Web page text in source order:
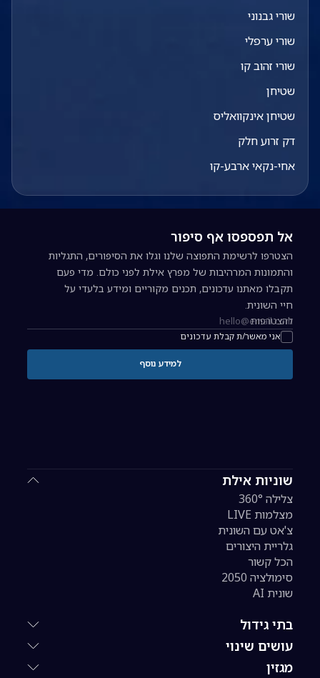
שורי גבנוני
שורי ערפלי
שורי זהוב קו
שטיחן
שטיחן אינקוואליס
דק זרוע חלק
אחי-נקאי ארבע-קו
שוניות אילת
צלילה 360°
מצלמות LIVE
צ'אט עם השונית
גלריית היצורים
הכל קשור
סימולציה 2050
שונית AI
בתי גידול
עושים שינוי
מגזין
אל תפספסו אף סיפור
הצטרפו לרשימת התפוצה שלנו וגלו את הסיפורים, התגליות
והתמונות המרהיבות של מפרץ אילת לפני כולם. מדי פעם
תקבלו מאתנו עדכונים, תכנים מקוריים ומידע בלעדי על
חיי השונית.
כתובת אימייל להרשמה לניוזלטר
אני מאשר/ת קבלת עדכונים
להצטרפות
למידע נוסף